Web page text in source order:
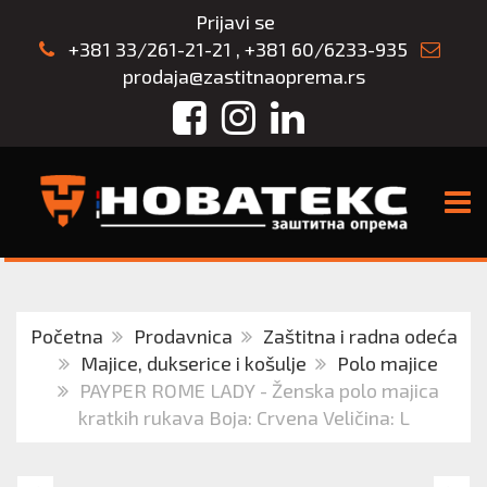
Prijavi se
+381 33/261-21-21 , +381 60/6233-935
prodaja@zastitnaoprema.rs
FacebookInstagram
LinkedIn
Početna Prodavnica
Zaštitna i radna odeća
Majice, dukserice i košulje
Polo majice
PAYPER ROME LADY - Ženska polo majica
kratkih rukava Boja: Crvena Veličina: L